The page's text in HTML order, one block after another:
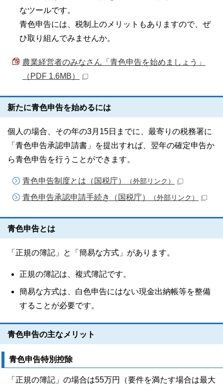
なツールです。
青色申告には、税制上のメリットもありますので、ぜ
ひ取り組んでみませんか。
農業経営者のみなさん「青色申告を始めましょう」
（PDF 1.6MB）
新たに青色申告を始めるには
個人の場合、その年の3月15日までに、最寄りの税務署に
「青色申告承認申請書」を提出すれば、翌年の確定申告か
ら青色申告を行うことができます。
青色申告制度とは（国税庁） （外部リンク）
青色申告承認申請手続き（国税庁） （外部リンク）
青色申告とは
「正規の簿記」と「簡易な方式」があります。
正規の簿記は、複式簿記です。
簡易な方式は、白色申告にはない現金出納帳等を整備
することが必要です。
青色申告の主なメリット
青色申告特別控除
「正規の簿記」の場合は55万円（要件を満たす場合は最大